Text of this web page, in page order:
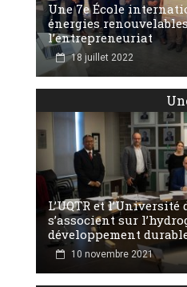
Une 7e École
énergies
l’entrepreneuriat
18 juillet 2022
L’UQTR et
s’associent sur
développement
10 novembre 2021